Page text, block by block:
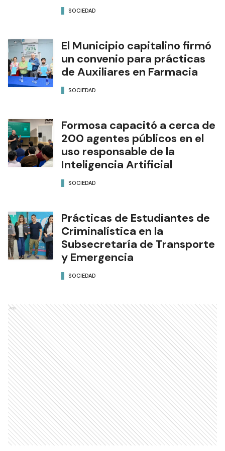
SOCIEDAD
El Municipio capitalino firmó
un convenio para prácticas
de Auxiliares en Farmacia
SOCIEDAD
Formosa capacitó a cerca de
200 agentes públicos en el
uso responsable de la
Inteligencia Artificial
SOCIEDAD
Prácticas de Estudiantes de
Criminalística en la
Subsecretaría de Transporte
y Emergencia
SOCIEDAD
Ads